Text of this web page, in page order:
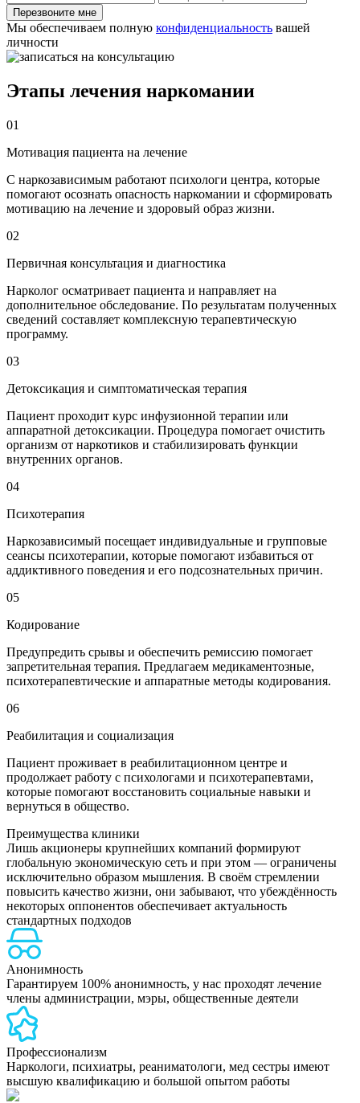
Перезвоните мне
Мы обеспечиваем полную конфиденциальность вашей
личности
Этапы лечения наркомании
01
Мотивация пациента на лечение
С наркозависимым работают психологи центра, которые
помогают осознать опасность наркомании и сформировать
мотивацию на лечение и здоровый образ жизни.
02
Первичная консультация и диагностика
Нарколог осматривает пациента и направляет на
дополнительное обследование. По результатам полученных
сведений составляет комплексную терапевтическую
программу.
03
Детоксикация и симптоматическая терапия
Пациент проходит курс инфузионной терапии или
аппаратной детоксикации. Процедура помогает очистить
организм от наркотиков и стабилизировать функции
внутренних органов.
04
Психотерапия
Наркозависимый посещает индивидуальные и групповые
сеансы психотерапии, которые помогают избавиться от
аддиктивного поведения и его подсознательных причин.
05
Кодирование
Предупредить срывы и обеспечить ремиссию помогает
запретительная терапия. Предлагаем медикаментозные,
психотерапевтические и аппаратные методы кодирования.
06
Реабилитация и социализация
Пациент проживает в реабилитационном центре и
продолжает работу с психологами и психотерапевтами,
которые помогают восстановить социальные навыки и
вернуться в общество.
Преимущества клиники
Лишь акционеры крупнейших компаний формируют
глобальную экономическую сеть и при этом — ограничены
исключительно образом мышления. В своём стремлении
повысить качество жизни, они забывают, что убеждённость
некоторых оппонентов обеспечивает актуальность
стандартных подходов
Анонимность
Гарантируем 100% анонимность, у нас проходят лечение
члены администрации, мэры, общественные деятели
Профессионализм
Наркологи, психиатры, реаниматологи, мед сестры имеют
высшую квалификацию и большой опытом работы